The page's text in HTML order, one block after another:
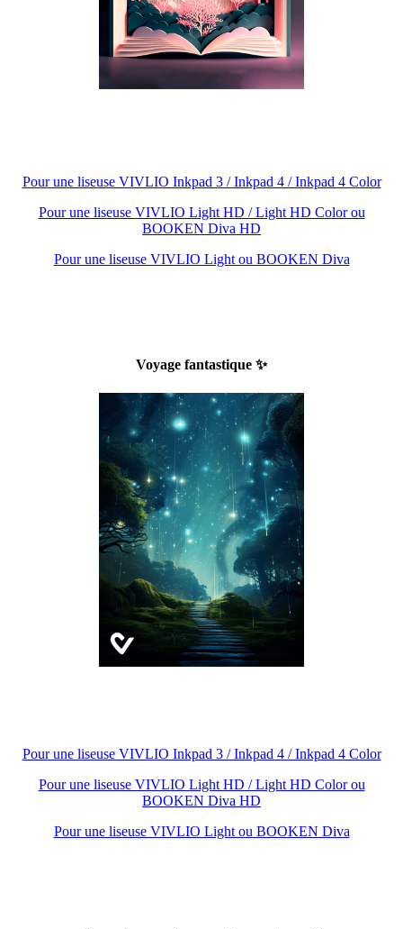
Pour une liseuse VIVLIO Inkpad 3 / Inkpad 4 / Inkpad 4 Color
Pour une liseuse VIVLIO Light HD / Light HD Color ou
BOOKEN Diva HD
Pour une liseuse VIVLIO Light ou BOOKEN Diva
Voyage fantastique ✨
Pour une liseuse VIVLIO Inkpad 3 / Inkpad 4 / Inkpad 4 Color
Pour une liseuse VIVLIO Light HD / Light HD Color ou
BOOKEN Diva HD
Pour une liseuse VIVLIO Light ou BOOKEN Diva